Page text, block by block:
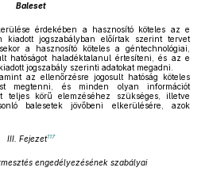
Baleset
érdekében a hasznosító köteles az e
kiadott jogszabályban előírtak szerint tervet
a hasznosító köteles a géntechnológiai,
hatóságot haladéktalanul értesíteni, és az e
jogszabály szerinti adatokat megadni.
az ellenőrzésre jogosult hatóság köteles
megtenni, és minden olyan információt
teljes körű elemzéséhez szükséges, illetve
balesetek jövőbeni elkerülésére, azok
III. Fejezet117
engedélyezésének szabályai